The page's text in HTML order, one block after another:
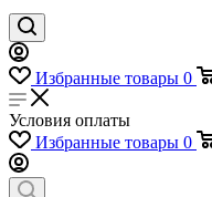
Избранные товары 0
Условия оплаты
Избранные товары 0